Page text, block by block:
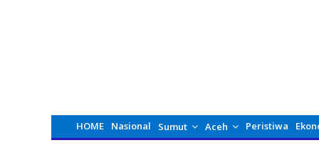
HOME Nasional Sumut Aceh Peristiwa